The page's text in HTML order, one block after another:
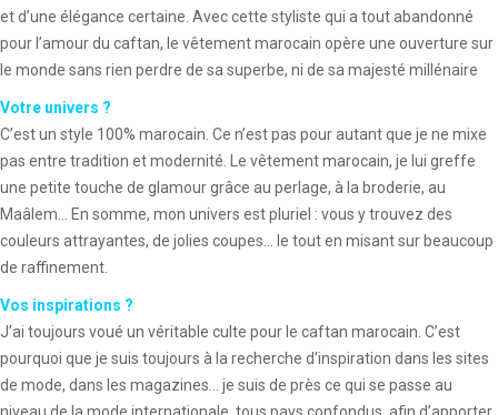
et d’une élégance certaine. Avec cette styliste qui a tout abandonné
pour l’amour du caftan, le vêtement marocain opère une ouverture sur
le monde sans rien perdre de sa superbe, ni de sa majesté millénaire
Votre univers ?
C’est un style 100% marocain. Ce n’est pas pour autant que je ne mixe
pas entre tradition et modernité. Le vêtement marocain, je lui greffe
une petite touche de glamour grâce au perlage, à la broderie, au
Maâlem… En somme, mon univers est pluriel : vous y trouvez des
couleurs attrayantes, de jolies coupes… le tout en misant sur beaucoup
de raffinement.
Vos inspirations ?
J’ai toujours voué un véritable culte pour le caftan marocain. C’est
pourquoi que je suis toujours à la recherche d’inspiration dans les sites
de mode, dans les magazines… je suis de près ce qui se passe au